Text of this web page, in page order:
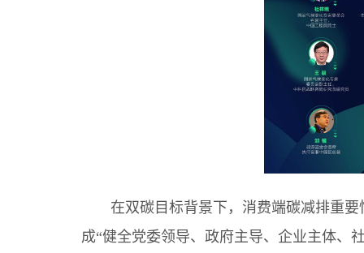
在双碳目标背景下，消费端碳减排重
成“健全党委领导、政府主导、企业主体、